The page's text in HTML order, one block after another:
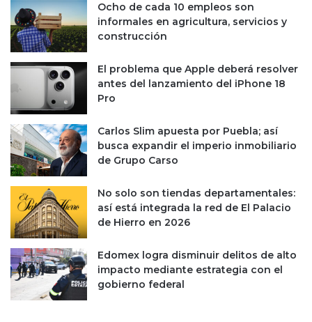
Ocho de cada 10 empleos son
informales en agricultura, servicios y
construcción
El problema que Apple deberá resolver
antes del lanzamiento del iPhone 18
Pro
Carlos Slim apuesta por Puebla; así
busca expandir el imperio inmobiliario
de Grupo Carso
No solo son tiendas departamentales:
así está integrada la red de El Palacio
de Hierro en 2026
Edomex logra disminuir delitos de alto
impacto mediante estrategia con el
gobierno federal